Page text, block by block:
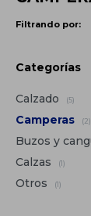
Filtrando por:
Categorías
Calzado (5)
Camperas (2)
Buzos y
Calzas (1)
Otros (1)